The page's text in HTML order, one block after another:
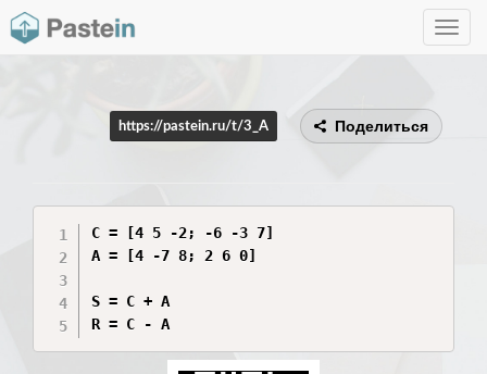
Toggle
https://pastein.ru/t/3_A Поделиться
C = [4 5 -2; -6 -3 7]
A = [4 -7 8; 2 6 0]
S = C + A
R = C - A